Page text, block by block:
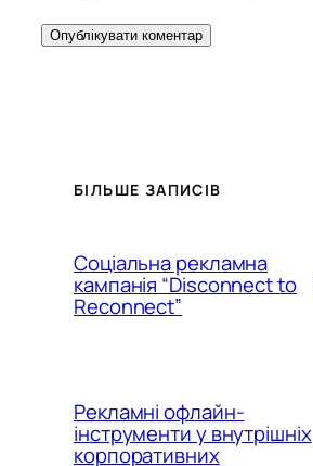
БІЛЬШЕ ЗАПИСІВ
Соціальна рекламна
кампанія “Disconnect to
Reconnect”
Рекламні офлайн-
інструменти у внутрішніх
корпоративних